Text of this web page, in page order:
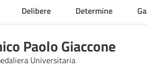
Delibere Determine
Paolo Giaccone
Universitaria